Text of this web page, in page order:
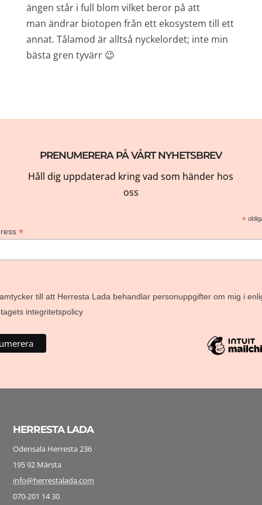
ängen står i full blom vilket beror på att
man ändrar biotopen från ett ekosystem till ett
annat. Tålamod är alltså nyckelordet; inte min
bästa gren tyvärr 😉
PRENUMERERA PÅ VÅRT NYHETSBREV
Håll dig uppdaterad kring vad som händer hos
oss
*
*
till att Herresta Lada behandlar personuppgifter om mig i
integritetspolicy
HERRESTA LADA
Odensala Herresta 236
195 92 Märsta
info@herrestalada.com
070-201 14 30